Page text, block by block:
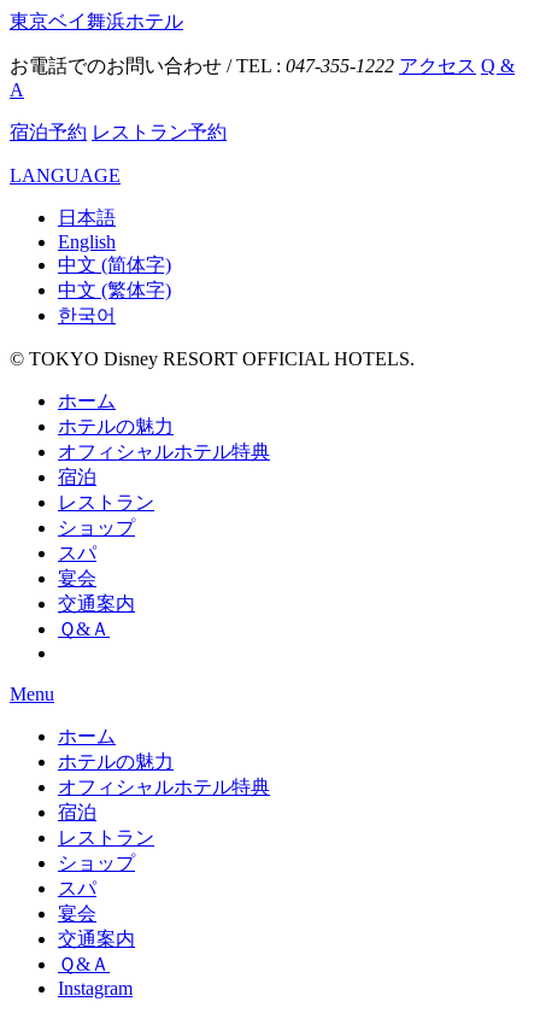
東京ベイ舞浜ホテル
お電話でのお問い合わせ / TEL : 047-355-1222 アクセス Q &
A
宿泊予約 レストラン予約
LANGUAGE
日本語
English
中文 (简体字)
中文 (繁体字)
한국어
© TOKYO Disney RESORT OFFICIAL HOTELS.
ホーム
ホテルの魅力
オフィシャルホテル特典
宿泊
レストラン
ショップ
スパ
宴会
交通案内
Ｑ&Ａ
Menu
ホーム
ホテルの魅力
オフィシャルホテル特典
宿泊
レストラン
ショップ
スパ
宴会
交通案内
Ｑ&Ａ
Instagram